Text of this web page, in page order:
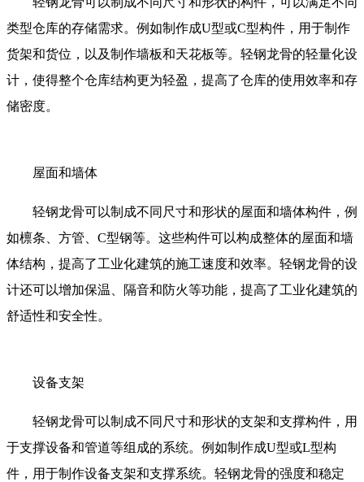
类型仓库的存储需求。例如制作成U型或C型构件，用于制作
货架和货位，以及制作墙板和天花板等。轻钢龙骨的轻量化设
计，使得整个仓库结构更为轻盈，提高了仓库的使用效率和存
储密度。
屋面和墙体
轻钢龙骨可以制成不同尺寸和形状的屋面和墙体构件，例
如檩条、方管、C型钢等。这些构件可以构成整体的屋面和墙
体结构，提高了工业化建筑的施工速度和效率。轻钢龙骨的设
计还可以增加保温、隔音和防火等功能，提高了工业化建筑的
舒适性和安全性。
设备支架
轻钢龙骨可以制成不同尺寸和形状的支架和支撑构件，用
于支撑设备和管道等组成的系统。例如制作成U型或L型构
件，用于制作设备支架和支撑系统。轻钢龙骨的强度和稳定